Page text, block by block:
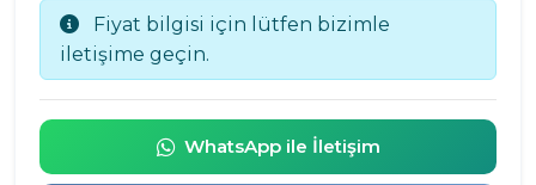
Fiyat bilgisi için lütfen bizimle
iletişime geçin.
WhatsApp ile İletişim